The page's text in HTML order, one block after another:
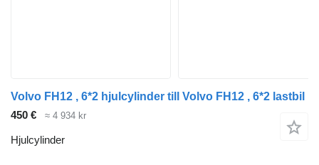
Volvo FH12 , 6*2 hjulcylinder till Volvo FH12 , 6*2 lastbil
450 €
≈ 4 934 kr
Hjulcylinder